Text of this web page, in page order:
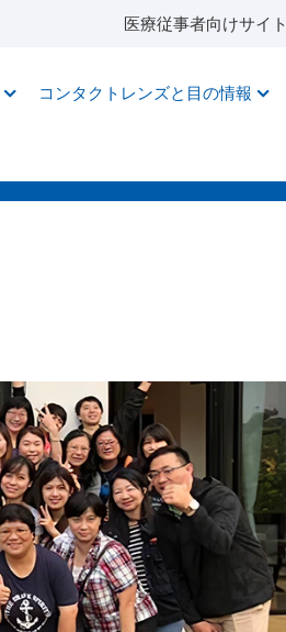
医療従事者向けサイト
コンタクトレンズと目の情報